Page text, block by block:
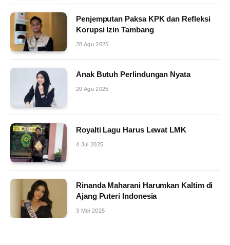
Penjemputan Paksa KPK dan Refleksi
Korupsi Izin Tambang
28 Agu 2025
Anak Butuh Perlindungan Nyata
20 Agu 2025
Royalti Lagu Harus Lewat LMK
4 Jul 2025
Rinanda Maharani Harumkan Kaltim di
Ajang Puteri Indonesia
3 Mei 2025